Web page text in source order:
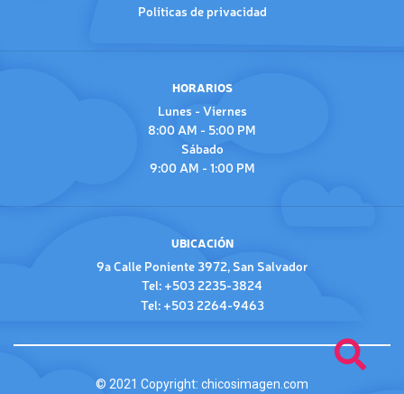
Políticas de privacidad
HORARIOS
Lunes - Viernes
8:00 AM - 5:00 PM
Sábado
9:00 AM - 1:00 PM
UBICACIÓN
9a Calle Poniente 3972, San Salvador
Tel: +503 2235-3824
Tel: +503 2264-9463
© 2021 Copyright: chicosimagen.com